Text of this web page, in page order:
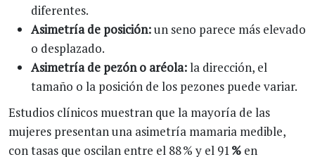
diferentes.
Asimetría de posición:un seno parece más elevado
o desplazado.
Asimetría de pezón o aréola:la dirección, el
tamaño o la posición de los pezones puede variar.
Estudios clínicos muestran que la mayoría de las
mujeres presentan una asimetría mamaria medible,
con tasas que oscilan entre el 88 % y el 91% en